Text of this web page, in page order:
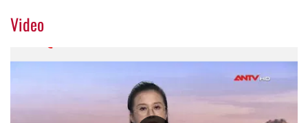
Video